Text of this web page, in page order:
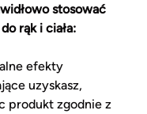
stosować
rąk i ciała:
efekty
uzyskasz,
produkt zgodnie z